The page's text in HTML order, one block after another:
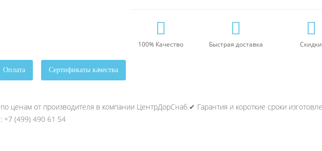
100% Качество Быстрая доставка Скидки
Оплата Сертификаты качества
ценам от производителя в компании ЦентрДорСнаб.✔ Гарантия и короткие сроки
+7 (499) 490 61 54